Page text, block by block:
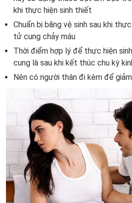
khi thực hiện sinh thiết
Chuẩn bị băng vệ sinh sau khi
tử cung chảy máu
Thời điểm hợp lý để thực hiện
cung là sau khi kết thúc chu kỳ
Nên có người thân đi kèm để